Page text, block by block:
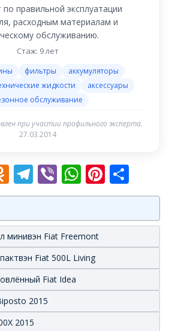
по правильной эксплуатации
расходным материалам и
обслуживанию.
Стаж: 9 лет
фильтры
аккумуляторы
жидкости
аксессуары
обслуживание
при участии профильного эксперта.
27.03.2014
Odnoklassniki
Telegram
Viber
минивэн Fiat Freemont
Fiat 500L Living
Fiat Idea
2015
2015